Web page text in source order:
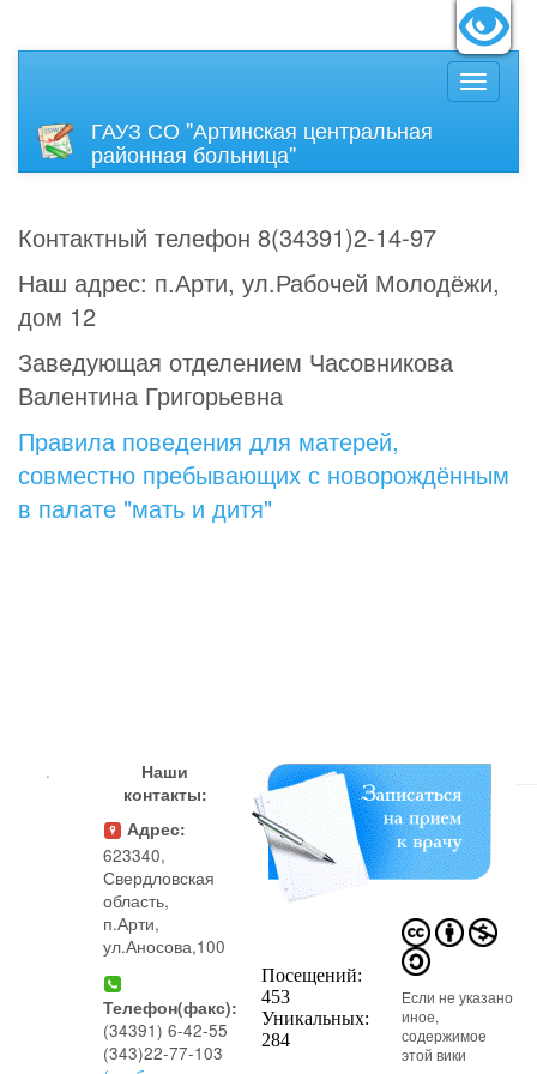
ГАУЗ СО "Артинская центральная
районная больница"
Контактный телефон 8(34391)2-14-97
Наш адрес: п.Арти, ул.Рабочей Молодёжи,
дом 12
Заведующая отделением Часовникова
Валентина Григорьевна
Правила поведения для матерей,
совместно пребывающих с новорождённым
в палате "мать и дитя"
.
Наши
контакты:
Адрес:
623340,
Свердловская
область,
п.Арти,
ул.Аносова,100
Телефон(факс):
(34391) 6-42-55
(343)22-77-103
Если не указано
иное,
содержимое
этой вики